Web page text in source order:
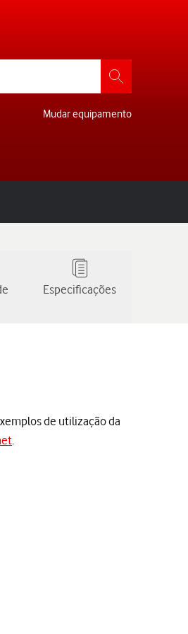
Mudar equipamento
Especificações
de utilização da